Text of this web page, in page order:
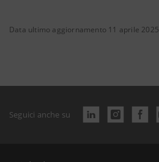
Data ultimo aggiornamento 11 aprile 2025
Seguici anche su